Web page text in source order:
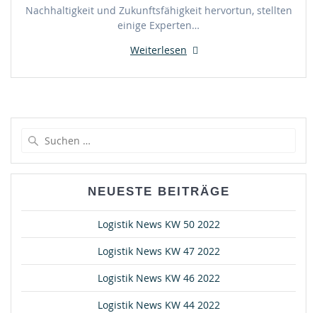
Nachhaltigkeit und Zukunftsfähigkeit hervortun, stellten
einige Experten…
Weiterlesen
NEUESTE BEITRÄGE
Logistik News KW 50 2022
Logistik News KW 47 2022
Logistik News KW 46 2022
Logistik News KW 44 2022